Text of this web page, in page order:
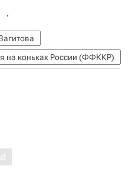
на коньках России (ФФККР)